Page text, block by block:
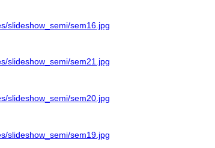
slideshow_semi/sem16.jpg
slideshow_semi/sem21.jpg
slideshow_semi/sem20.jpg
slideshow_semi/sem19.jpg